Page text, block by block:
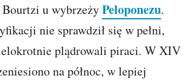
u wybrzeżyPeloponezu.
nie sprawdził się w pełni,
plądrowali piraci. W XIV
na północ, w lepiej